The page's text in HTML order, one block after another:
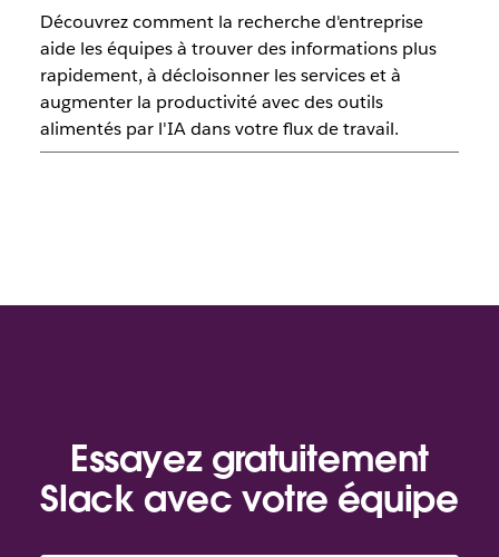
Découvrez comment la recherche d'entreprise
aide les équipes à trouver des informations plus
rapidement, à décloisonner les services et à
augmenter la productivité avec des outils
alimentés par l'IA dans votre flux de travail.
Essayez gratuitement
Slack avec votre équipe